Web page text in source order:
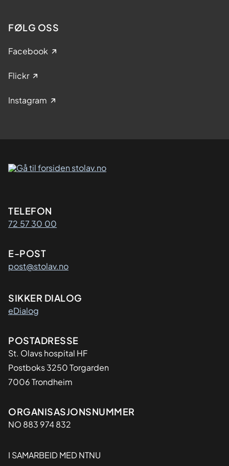
FØLG OSS
Facebook
Flickr
Instagram
Kontaktinformasjon
TELEFON
72 57 30 00
E-POST
post@stolav.no
SIKKER DIALOG
eDialog
Adresse
POSTADRESSE
St. Olavs hospital HF
Postboks 3250 Torgarden
7006 Trondheim
Organisasjon
ORGANISASJONSNUMMER
NO 883 974 832
I SAMARBEID MED NTNU